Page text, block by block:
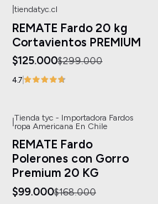
tiendatyc.cl
REMATE Fardo 20 kg
Cortavientos PREMIUM
$125.000$299.000
4.7
-41%OFF
Tienda tyc - Importadora Fardos
ropa Americana En Chile
REMATE Fardo
Polerones con Gorro
Premium 20 KG
$99.000$168.000